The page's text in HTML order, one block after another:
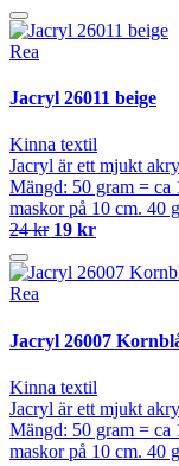
Rea
Jacryl 26011 beige
Kinna textil
Jacryl är ett mjukt
Mängd: 50 gram = ca
maskor på 10 cm. 40
24 kr 19 kr
Rea
Jacryl 26007
Kinna textil
Jacryl är ett mjukt
Mängd: 50 gram = ca
maskor på 10 cm. 40